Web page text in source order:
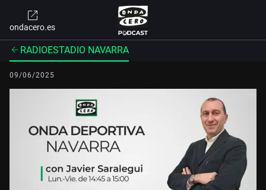
ondacero.es
RADIOESTADIO NAVARRA
09/06/2025